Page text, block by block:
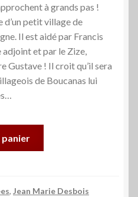
à grands pas !
d’un petit village de
Il est aidé par Francis
adjoint et par le Zize,
Gustave ! Il croit qu’il sera
de Boucanas lui
panier
, Jean Marie Desbois